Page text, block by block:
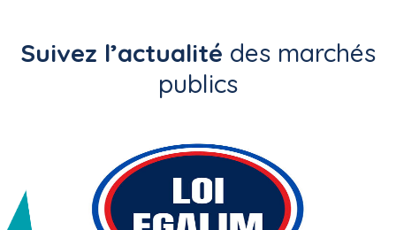
Suivez l’actualité des marchés
publics